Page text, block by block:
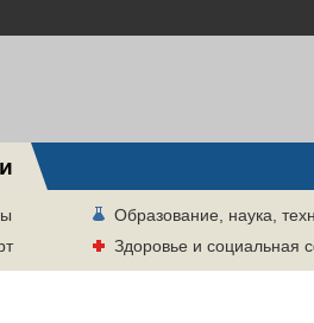
Образование, наука,
Здоровье и социальная